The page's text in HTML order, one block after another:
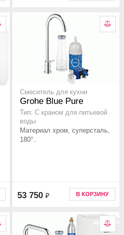
Смеситель для кухни
Grohe Blue Pure
Тип: С краном для питьевой
воды
Материал хром, суперсталь,
180°..
53 750 ₽ В КОРЗИНУ